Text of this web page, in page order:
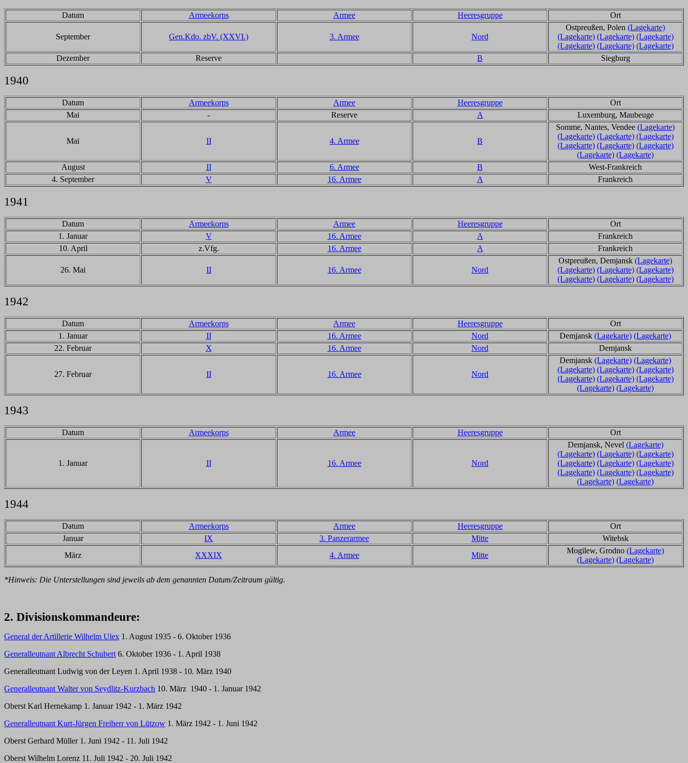
Datum Armeekorps Armee Heeresgruppe Ort
September Gen.Kdo. zbV. (XXVI.) 3. Armee Nord
Ostpreußen, Polen (Lagekarte)
(Lagekarte) (Lagekarte) (Lagekarte)
(Lagekarte) (Lagekarte) (Lagekarte)
Dezember
Reserve B Siegburg
1940
Datum Armeekorps Armee Heeresgruppe
Ort
Mai
- Reserve A Luxemburg, Maubeuge
Mai II 4. Armee B
Somme, Nantes, Vendee (Lagekarte)
(Lagekarte) (Lagekarte) (Lagekarte)
(Lagekarte) (Lagekarte) (Lagekarte)
(Lagekarte) (Lagekarte)
August
II 6. Armee B
West-Frankreich
4. September
V 16. Armee A Frankreich
1941
Datum Armeekorps Armee Heeresgruppe
Ort
1. Januar
V 16. Armee A
Frankreich
10. April
z.Vfg. 16. Armee A Frankreich
26. Mai II 16. Armee Nord
Ostpreußen, Demjansk (Lagekarte)
(Lagekarte) (Lagekarte) (Lagekarte)
(Lagekarte) (Lagekarte) (Lagekarte)
1942
Datum Armeekorps Armee Heeresgruppe
Ort
1. Januar
II 16. Armee Nord Demjansk (Lagekarte) (Lagekarte)
22. Februar
X 16. Armee Nord Demjansk
27. Februar II 16. Armee Nord
Demjansk (Lagekarte) (Lagekarte)
(Lagekarte) (Lagekarte) (Lagekarte)
(Lagekarte) (Lagekarte) (Lagekarte)
(Lagekarte) (Lagekarte)
1943
Datum Armeekorps Armee Heeresgruppe Ort
1. Januar II 16. Armee Nord
Demjansk, Nevel (Lagekarte)
(Lagekarte) (Lagekarte) (Lagekarte)
(Lagekarte) (Lagekarte) (Lagekarte)
(Lagekarte) (Lagekarte) (Lagekarte)
(Lagekarte) (Lagekarte)
1944
Datum Armeekorps Armee Heeresgruppe
Ort
Januar
IX 3. Panzerarmee Mitte
Witebsk
März
XXXIX 4. Armee Mitte
Mogilew, Grodno (Lagekarte)
(Lagekarte) (Lagekarte)
*Hinweis: Die Unterstellungen sind jeweils ab dem genannten Datum/Zeitraum gültig.
2. Divisionskommandeure:
General der Artillerie Wilhelm Ulex 1. August 1935 - 6. Oktober 1936
Generalleutnant Albrecht Schubert 6. Oktober 1936 - 1. April 1938
Generalleutnant Ludwig von der Leyen 1. April 1938 - 10. März 1940
Generalleutnant Walter von Seydlitz-Kurzbach 10. März 1940 - 1. Januar 1942
Oberst Karl Hernekamp 1. Januar 1942 - 1. März 1942
Generalleutnant Kurt-Jürgen Freiherr von Lützow 1. März 1942 - 1. Juni 1942
Oberst Gerhard Müller1. Juni 1942 - 11. Juli 1942
Oberst Wilhelm Lorenz 11. Juli 1942 - 20. Juli 1942